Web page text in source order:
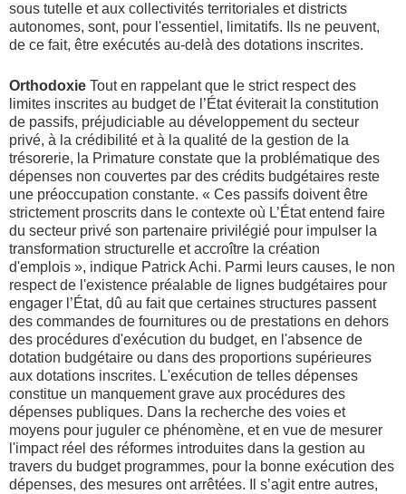
sous tutelle et aux collectivités territoriales et districts
autonomes, sont, pour l'essentiel, limitatifs. Ils ne peuvent,
de ce fait, être exécutés au-delà des dotations inscrites.
Orthodoxie Tout en rappelant que le strict respect des
limites inscrites au budget de l’État éviterait la constitution
de passifs, préjudiciable au développement du secteur
privé, à la crédibilité et à la qualité de la gestion de la
trésorerie, la Primature constate que la problématique des
dépenses non couvertes par des crédits budgétaires reste
une préoccupation constante. « Ces passifs doivent être
strictement proscrits dans le contexte où L’État entend faire
du secteur privé son partenaire privilégié pour impulser la
transformation structurelle et accroître la création
d'emplois », indique Patrick Achi. Parmi leurs causes, le non
respect de l'existence préalable de lignes budgétaires pour
engager l’État, dû au fait que certaines structures passent
des commandes de fournitures ou de prestations en dehors
des procédures d'exécution du budget, en l'absence de
dotation budgétaire ou dans des proportions supérieures
aux dotations inscrites. L'exécution de telles dépenses
constitue un manquement grave aux procédures des
dépenses publiques. Dans la recherche des voies et
moyens pour juguler ce phénomène, et en vue de mesurer
l'impact réel des réformes introduites dans la gestion au
travers du budget programmes, pour la bonne exécution des
dépenses, des mesures ont arrêtées. Il s’agit entre autres,